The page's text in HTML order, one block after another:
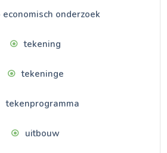
economisch onderzoek
tekening
tekeninge
tekenprogramma
uitbouw